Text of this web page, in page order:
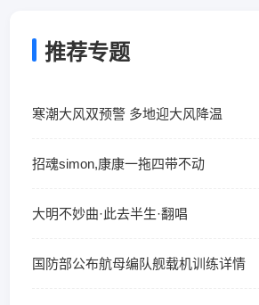
推荐专题
寒潮大风双预警 多地迎大风降温
招魂simon,康康一拖四带不动
大明不妙曲·此去半生·翻唱
国防部公布航母编队舰载机训练详情